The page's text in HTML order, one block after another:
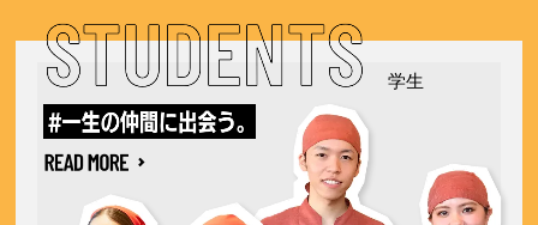
学生